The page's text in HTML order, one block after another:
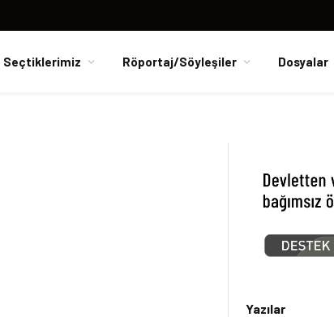
Seçtiklerimiz Röportaj/Söyleşiler Dosyalar
Yazılar